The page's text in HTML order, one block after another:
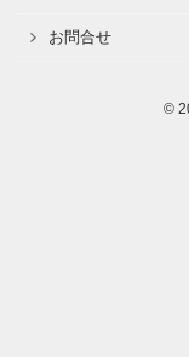
お問合せ
©